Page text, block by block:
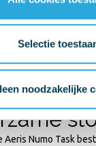
Selectie
noodzakelijke
43cm
elke vloer
Numo Task